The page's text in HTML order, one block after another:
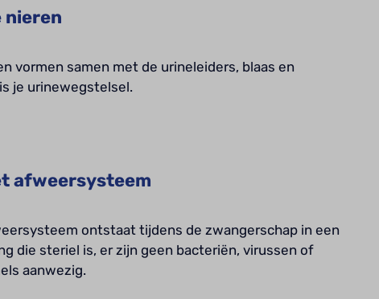
nieren
vormen samen met de urineleiders, blaas en
je urinewegstelsel.
afweersysteem
ontstaat tijdens de zwangerschap in een
die steriel is, er zijn geen bacteriën, virussen of
aanwezig.